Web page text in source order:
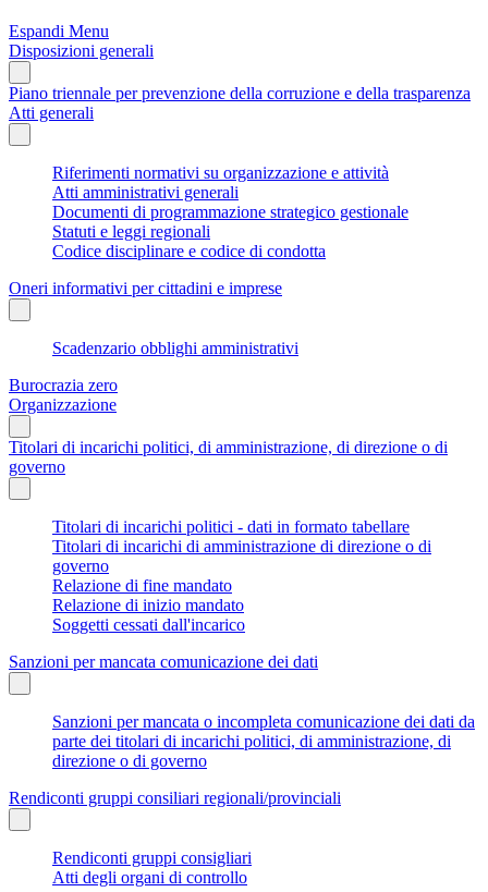
Espandi Menu
Disposizioni generali
Piano triennale per prevenzione della corruzione e della trasparenza
Atti generali
Riferimenti normativi su organizzazione e attività
Atti amministrativi generali
Documenti di programmazione strategico gestionale
Statuti e leggi regionali
Codice disciplinare e codice di condotta
Oneri informativi per cittadini e imprese
Scadenzario obblighi amministrativi
Burocrazia zero
Organizzazione
Titolari di incarichi politici, di amministrazione, di direzione o di
governo
Titolari di incarichi politici - dati in formato tabellare
Titolari di incarichi di amministrazione di direzione o di
governo
Relazione di fine mandato
Relazione di inizio mandato
Soggetti cessati dall'incarico
Sanzioni per mancata comunicazione dei dati
Sanzioni per mancata o incompleta comunicazione dei dati da
parte dei titolari di incarichi politici, di amministrazione, di
direzione o di governo
Rendiconti gruppi consiliari regionali/provinciali
Rendiconti gruppi consigliari
Atti degli organi di controllo